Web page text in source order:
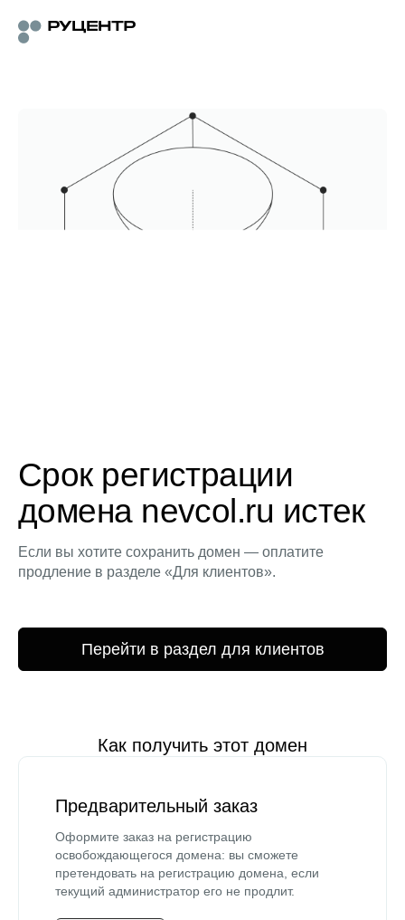
Срок регистрации
домена nevcol.ru истек
Если вы хотите сохранить домен — оплатите
продление в разделе «Для клиентов».
Перейти в раздел для клиентов
Как получить этот домен
Предварительный заказ
Оформите заказ на регистрацию
освобождающегося домена: вы сможете
претендовать на регистрацию домена, если
текущий администратор его не продлит.